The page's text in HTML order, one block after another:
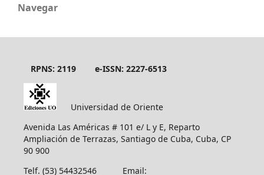
Navegar
RPNS: 2119 e-ISSN: 2227-6513
Universidad de Oriente
Avenida Las Américas # 101 e/ L y E, Reparto
Ampliación de Terrazas, Santiago de Cuba, Cuba, CP
90 900
Telf. (53) 54432546 Email: